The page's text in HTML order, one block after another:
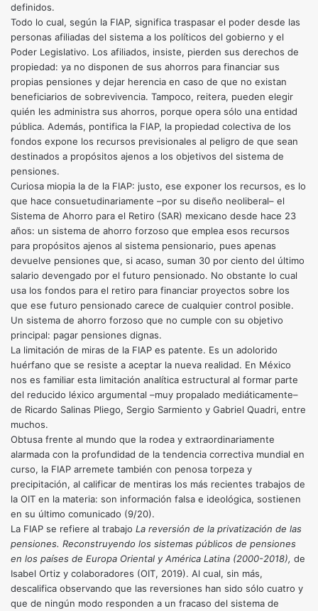
definidos.
Todo lo cual, según la FIAP, significa traspasar el poder desde las
personas afiliadas del sistema a los políticos del gobierno y el
Poder Legislativo. Los afiliados, insiste, pierden sus derechos de
propiedad: ya no disponen de sus ahorros para financiar sus
propias pensiones y dejar herencia en caso de que no existan
beneficiarios de sobrevivencia. Tampoco, reitera, pueden elegir
quién les administra sus ahorros, porque opera sólo una entidad
pública. Además, pontifica la FIAP, la propiedad colectiva de los
fondos expone los recursos previsionales al peligro de que sean
destinados a propósitos ajenos a los objetivos del sistema de
pensiones.
Curiosa miopia la de la FIAP: justo, ese exponer los recursos, es lo
que hace consuetudinariamente –por su diseño neoliberal– el
Sistema de Ahorro para el Retiro (SAR) mexicano desde hace 23
años: un sistema de ahorro forzoso que emplea esos recursos
para propósitos ajenos al sistema pensionario, pues apenas
devuelve pensiones que, si acaso, suman 30 por ciento del último
salario devengado por el futuro pensionado. No obstante lo cual
usa los fondos para el retiro para financiar proyectos sobre los
que ese futuro pensionado carece de cualquier control posible.
Un sistema de ahorro forzoso que no cumple con su objetivo
principal: pagar pensiones dignas.
La limitación de miras de la FIAP es patente. Es un adolorido
huérfano que se resiste a aceptar la nueva realidad. En México
nos es familiar esta limitación analítica estructural al formar parte
del reducido léxico argumental –muy propalado mediáticamente–
de Ricardo Salinas Pliego, Sergio Sarmiento y Gabriel Quadri, entre
muchos.
Obtusa frente al mundo que la rodea y extraordinariamente
alarmada con la profundidad de la tendencia correctiva mundial en
curso, la FIAP arremete también con penosa torpeza y
precipitación, al calificar de mentiras los más recientes trabajos de
la OIT en la materia: son información falsa e ideológica, sostienen
en su último comunicado (9/20).
La FIAP se refiere al trabajo La reversión de la privatización de las
pensiones. Reconstruyendo los sistemas públicos de pensiones
en los países de Europa Oriental y América Latina (2000-2018), de
Isabel Ortiz y colaboradores (OIT, 2019). Al cual, sin más,
descalifica observando que las reversiones han sido sólo cuatro y
que de ningún modo responden a un fracaso del sistema de